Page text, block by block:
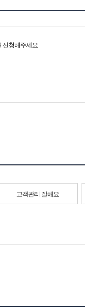
신청해주세요.
고객관리 잘해요